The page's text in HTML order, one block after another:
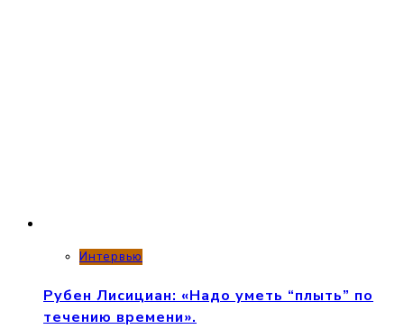
Интервью
Рубен Лисициан: «Надо уметь “плыть” по
течению времени».